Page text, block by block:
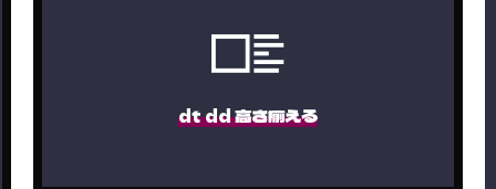
dt dd 高さ揃える